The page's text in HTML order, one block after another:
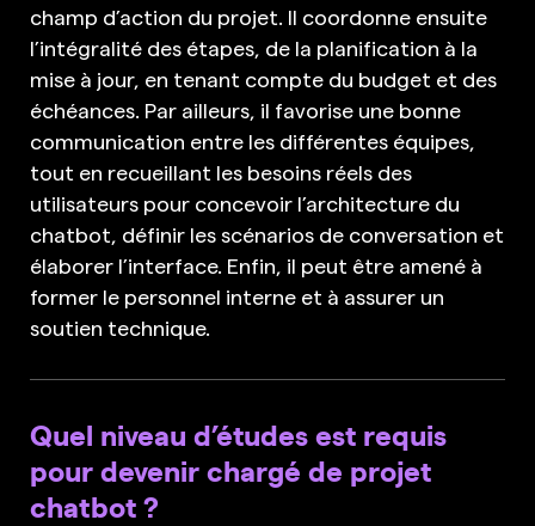
champ d’action du projet. Il coordonne ensuite
l’intégralité des étapes, de la planification à la
mise à jour, en tenant compte du budget et des
échéances. Par ailleurs, il favorise une bonne
communication entre les différentes équipes,
tout en recueillant les besoins réels des
utilisateurs pour concevoir l’architecture du
chatbot, définir les scénarios de conversation et
élaborer l’interface. Enfin, il peut être amené à
former le personnel interne et à assurer un
soutien technique.
Quel niveau d’études est requis
pour devenir chargé de projet
chatbot ?